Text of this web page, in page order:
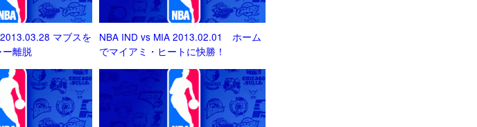
マブスを
離脱
NBA IND vs MIA 2013.02.01 ホーム
でマイアミ・ヒートに快勝！